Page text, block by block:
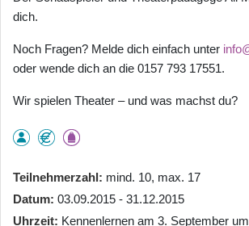
dich.
Noch Fragen? Melde dich einfach unter
oder wende dich an die 0157 793 17551.
Wir spielen Theater – und was machst du?
Teilnehmerzahl
mind. 10, max. 17
Datum 03.09.2015 - 31.12.2015
Uhrzeit Kennenlernen am 3. September